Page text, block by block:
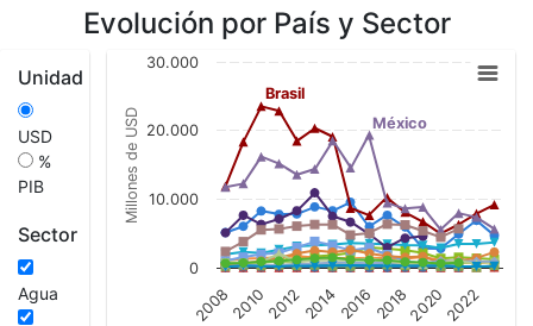
Evolución por País y Sector
Unidad
USD
%
PIB
Sector
Agua
Chart
Line chart with 21 lines.
View as data table, Chart
The chart has 1 X axis displaying categories.
The chart has 1 Y axis displaying Millones de
Millones de USD
Brasil
México
20082010201220142016201820202022
0
10.000
20.000
30.000